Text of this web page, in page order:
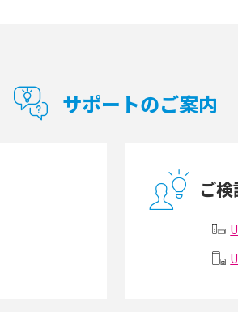
スメする方の特徴や選び方を解説
Wi-Fiを自宅に設置する方法は？必要なことや
サポートのご案内
ご